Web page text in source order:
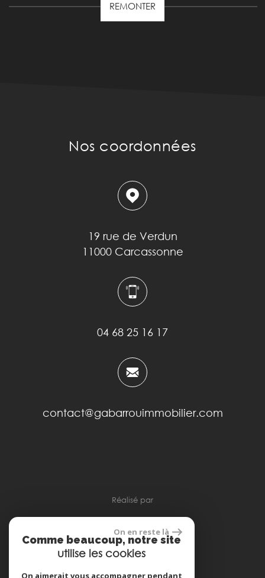
REMONTER
Nos coordonnées
04 68 25 16 17
contact@gabarrouimmobilier.com
19 rue de Verdun
11000 Carcassonne
réalisé par
On en reste là
Comme beaucoup, notre site
utilise les cookies
On aimerait vous accompagner pendant